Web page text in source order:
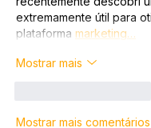
extremamente útil para
plataforma marketing…
Mostrar mais
Mostrar mais comentários